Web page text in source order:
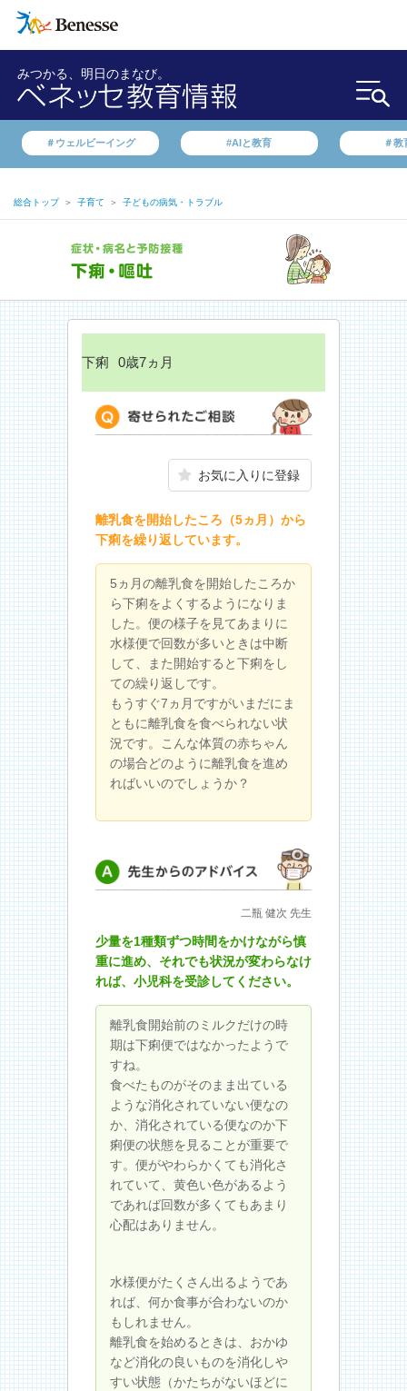
みつかる、明日のまなび。
＃ウェルビーイング #AIと教育 ＃教
総合トップ ＞ 子育て ＞ 子どもの病気・トラブル
下痢 0歳7ヵ月
お気に入りに登録
離乳食を開始したころ（5ヵ月）から
下痢を繰り返しています。
5ヵ月の離乳食を開始したころか
ら下痢をよくするようになりま
した。便の様子を見てあまりに
水様便で回数が多いときは中断
して、また開始すると下痢をし
ての繰り返しです。
もうすぐ7ヵ月ですがいまだにま
ともに離乳食を食べられない状
況です。こんな体質の赤ちゃん
の場合どのように離乳食を進め
ればいいのでしょうか？
先生からのアドバイス二瓶 健次 先生
少量を1種類ずつ時間をかけながら慎
重に進め、それでも状況が変わらなけ
れば、小児科を受診してください。
離乳食開始前のミルクだけの時
期は下痢便ではなかったようで
すね。
食べたものがそのまま出ている
ような消化されていない便なの
か、消化されている便なのか下
痢便の状態を見ることが重要で
す。便がやわらかくても消化さ
れていて、黄色い色があるよう
であれば回数が多くてもあまり
心配はありません。
水様便がたくさん出るようであ
れば、何か食事が合わないのか
もしれません。
離乳食を始めるときは、おかゆ
など消化の良いものを消化しや
すい状態（かたちがないほどに